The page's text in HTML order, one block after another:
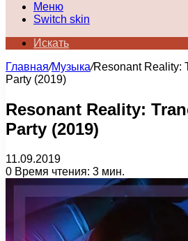
Меню
Switch skin
Искать
Главная/Музыка/Resonant Reality:
Party (2019)
Resonant Reality:
Party (2019)
11.09.2019
0 Время чтения: 3 мин.